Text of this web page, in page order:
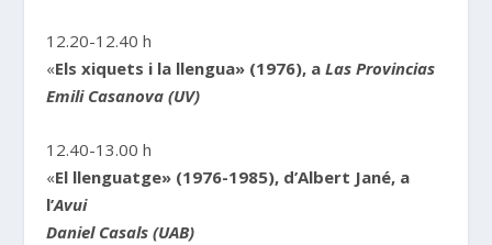
12.20-12.40 h
«Els xiquets i la llengua» (1976), aLas Provincias
Emili Casanova (UV)
12.40-13.00 h
«El llenguatge» (1976-1985), d’Albert Jané, a
l’Avui
Daniel Casals (UAB)